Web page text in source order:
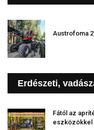
Austrofoma
Erdészeti,
Fától az
eszközökkel